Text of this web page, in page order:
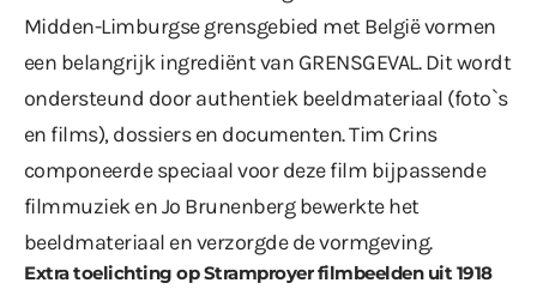
Midden-Limburgse grensgebied met België vormen
een belangrijk ingrediënt van GRENSGEVAL. Dit wordt
ondersteund door authentiek beeldmateriaal (foto`s
en films), dossiers en documenten. Tim Crins
componeerde speciaal voor deze film bijpassende
filmmuziek en Jo Brunenberg bewerkte het
beeldmateriaal en verzorgde de vormgeving.
Extra toelichting op Stramproyer filmbeelden uit 1918